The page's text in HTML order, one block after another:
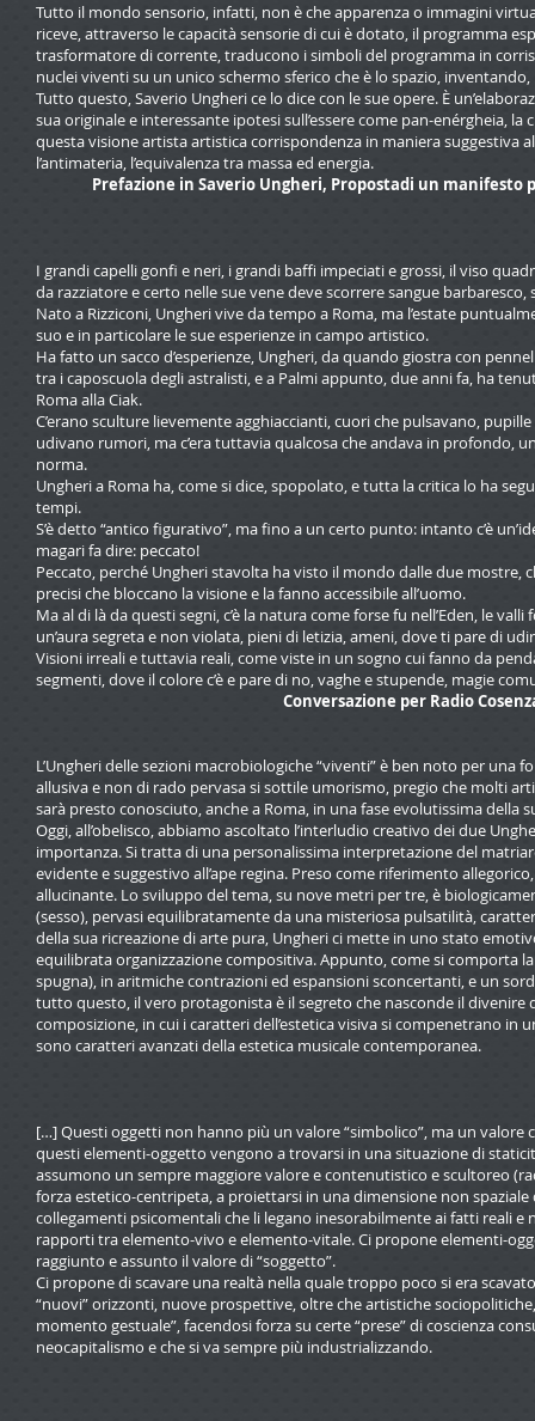
Tutto il mondo sensorio, infatti, non è che apparenza o immagini
riceve, attraverso le capacità sensorie di cui è dotato, il programma
trasformatore di corrente, traducono i simboli del programma in
nuclei viventi su un unico schermo sferico che è lo spazio,
Tutto questo, Saverio Ungheri ce lo dice con le sue opere. È
sua originale e interessante ipotesi sull’essere come pan-enérgheia,
questa visione artista artistica corrispondenza in maniera suggestiva
l’antimateria, l’equivalenza tra massa ed energia.
Prefazione in Saverio Ungheri, Propostadi un manifesto
I grandi capelli gonfi e neri, i grandi baffi impeciati e grossi, il viso
da razziatore e certo nelle sue vene deve scorrere sangue
Nato a Rizziconi, Ungheri vive da tempo a Roma, ma l’estate
suo e in particolare le sue esperienze in campo artistico.
Ha fatto un sacco d’esperienze, Ungheri, da quando giostra con
tra i caposcuola degli astralisti, e a Palmi appunto, due anni fa, ha
Roma alla Ciak.
C’erano sculture lievemente agghiaccianti, cuori che pulsavano,
udivano rumori, ma c’era tuttavia qualcosa che andava in profondo,
norma.
Ungheri a Roma ha, come si dice, spopolato, e tutta la critica lo ha
tempi.
S’è detto “antico figurativo”, ma fino a un certo punto: intanto c’è
magari fa dire: peccato!
Peccato, perché Ungheri stavolta ha visto il mondo dalle due
precisi che bloccano la visione e la fanno accessibile all’uomo.
Ma al di là da questi segni, c’è la natura come forse fu nell’Eden, le
un’aura segreta e non violata, pieni di letizia, ameni, dove ti pare di
Visioni irreali e tuttavia reali, come viste in un sogno cui fanno da
segmenti, dove il colore c’è e pare di no, vaghe e stupende, magie
Conversazione per Radio
L’Ungheri delle sezioni macrobiologiche “viventi” è ben noto per
allusiva e non di rado pervasa si sottile umorismo, pregio che molti
sarà presto conosciuto, anche a Roma, in una fase evolutissima
Oggi, all’obelisco, abbiamo ascoltato l’interludio creativo dei due
importanza. Si tratta di una personalissima interpretazione del
evidente e suggestivo all’ape regina. Preso come riferimento
allucinante. Lo sviluppo del tema, su nove metri per tre, è
(sesso), pervasi equilibratamente da una misteriosa pulsatilità,
della sua ricreazione di arte pura, Ungheri ci mette in uno stato
equilibrata organizzazione compositiva. Appunto, come si comporta
spugna), in aritmiche contrazioni ed espansioni sconcertanti, e un
tutto questo, il vero protagonista è il segreto che nasconde il divenire
composizione, in cui i caratteri dell’estetica visiva si compenetrano
sono caratteri avanzati della estetica musicale contemporanea.
[…] Questi oggetti non hanno più un valore “simbolico”, ma un
questi elementi-oggetto vengono a trovarsi in una situazione di
assumono un sempre maggiore valore e contenutistico e scultoreo
forza estetico-centripeta, a proiettarsi in una dimensione non
collegamenti psicomentali che li legano inesorabilmente ai fatti reali
rapporti tra elemento-vivo e elemento-vitale. Ci propone elementi-
raggiunto e assunto il valore di “soggetto”.
Ci propone di scavare una realtà nella quale troppo poco si era
“nuovi” orizzonti, nuove prospettive, oltre che artistiche
momento gestuale”, facendosi forza su certe “prese” di coscienza
neocapitalismo e che si va sempre più industrializzando.